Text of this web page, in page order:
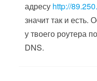
адресу http://
значит так и есть.
у твоего роутера
DNS.